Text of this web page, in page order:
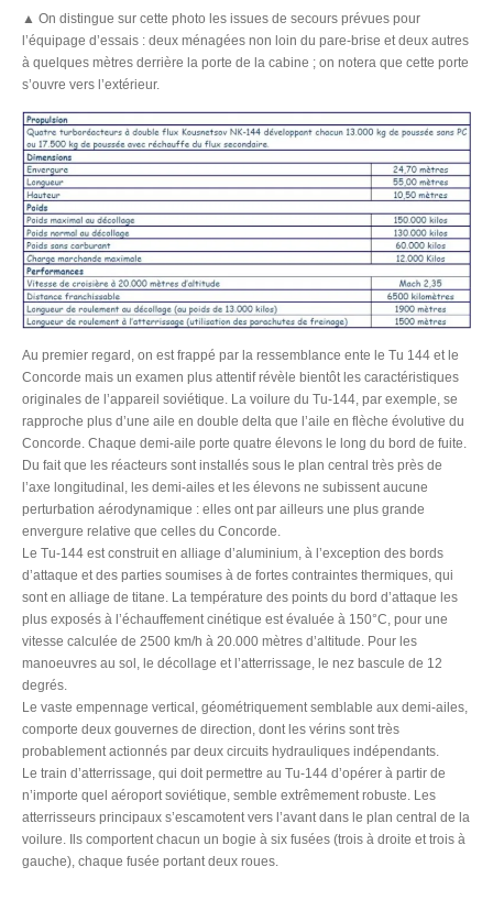
▲ On distingue sur cette photo les issues de secours prévues pour
l’équipage d’essais : deux ménagées non loin du pare-brise et deux autres
à quelques mètres derrière la porte de la cabine ; on notera que cette porte
s’ouvre vers l’extérieur.
Au premier regard, on est frappé par la ressemblance ente le Tu 144 et le
Concorde mais un examen plus attentif révèle bientôt les caractéristiques
originales de l’appareil soviétique. La voilure du Tu-144, par exemple, se
rapproche plus d’une aile en double delta que l’aile en flèche évolutive du
Concorde. Chaque demi-aile porte quatre élevons le long du bord de fuite.
Du fait que les réacteurs sont installés sous le plan central très près de
l’axe longitudinal, les demi-ailes et les élevons ne subissent aucune
perturbation aérodynamique : elles ont par ailleurs une plus grande
envergure relative que celles du Concorde.
Le Tu-144 est construit en alliage d’aluminium, à l’exception des bords
d’attaque et des parties soumises à de fortes contraintes thermiques, qui
sont en alliage de titane. La température des points du bord d’attaque les
plus exposés à l’échauffement cinétique est évaluée à 150°C, pour une
vitesse calculée de 2500 km/h à 20.000 mètres d’altitude. Pour les
manoeuvres au sol, le décollage et l’atterrissage, le nez bascule de 12
degrés.
Le vaste empennage vertical, géométriquement semblable aux demi-ailes,
comporte deux gouvernes de direction, dont les vérins sont très
probablement actionnés par deux circuits hydrauliques indépendants.
Le train d’atterrissage, qui doit permettre au Tu-144 d’opérer à partir de
n’importe quel aéroport soviétique, semble extrêmement robuste. Les
atterrisseurs principaux s’escamotent vers l’avant dans le plan central de la
voilure. Ils comportent chacun un bogie à six fusées (trois à droite et trois à
gauche), chaque fusée portant deux roues.